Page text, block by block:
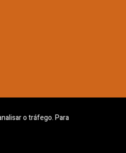
o tráfego. Para